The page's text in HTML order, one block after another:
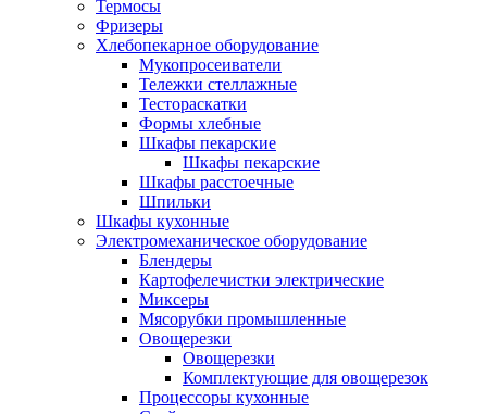
Термосы
Фризеры
Хлебопекарное оборудование
Мукопросеиватели
Тележки стеллажные
Тестораскатки
Формы хлебные
Шкафы пекарские
Шкафы пекарские
Шкафы расстоечные
Шпильки
Шкафы кухонные
Электромеханическое оборудование
Блендеры
Картофелечистки электрические
Миксеры
Мясорубки промышленные
Овощерезки
Овощерезки
Комплектующие для овощерезок
Процессоры кухонные